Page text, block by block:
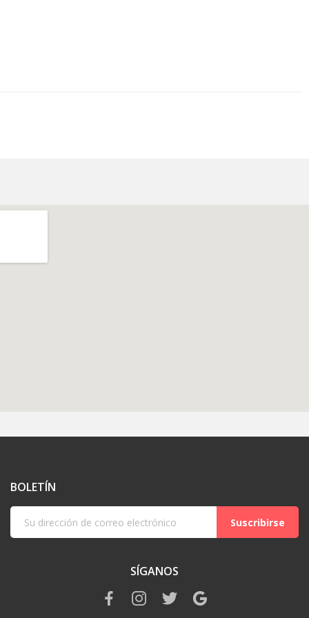
BOLETÍN
Suscribirse
SÍGANOS